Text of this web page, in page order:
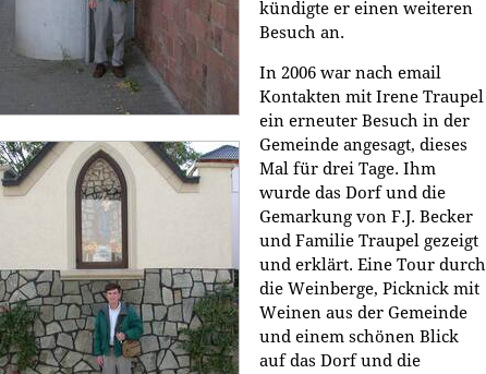
kündigte er einen weiteren
Besuch an.
In 2006 war nach email
Kontakten mit Irene Traupel
ein erneuter Besuch in der
Gemeinde angesagt, dieses
Mal für drei Tage. Ihm
wurde das Dorf und die
Gemarkung von F.J. Becker
und Familie Traupel gezeigt
und erklärt. Eine Tour durch
die Weinberge, Picknick mit
Weinen aus der Gemeinde
und einem schönen Blick
auf das Dorf und die